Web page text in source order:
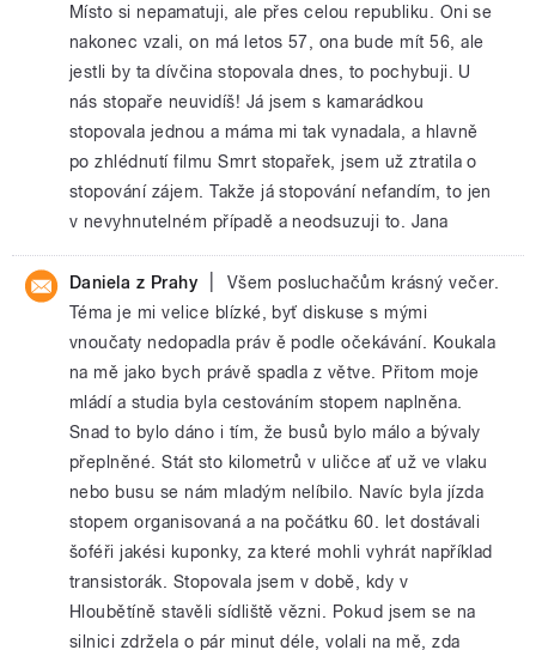
Místo si nepamatuji, ale přes celou republiku. Oni se
nakonec vzali, on má letos 57, ona bude mít 56, ale
jestli by ta dívčina stopovala dnes, to pochybuji. U
nás stopaře neuvidíš! Já jsem s kamarádkou
stopovala jednou a máma mi tak vynadala, a hlavně
po zhlédnutí filmu Smrt stopařek, jsem už ztratila o
stopování zájem. Takže já stopování nefandím, to jen
v nevyhnutelném případě a neodsuzuji to. Jana
Daniela z Prahy
Všem posluchačům krásný večer.
Téma je mi velice blízké, byť diskuse s mými
vnoučaty nedopadla práv ě podle očekávání. Koukala
na mě jako bych právě spadla z větve. Přitom moje
mládí a studia byla cestováním stopem naplněna.
Snad to bylo dáno i tím, že busů bylo málo a bývaly
přeplněné. Stát sto kilometrů v uličce ať už ve vlaku
nebo busu se nám mladým nelíbilo. Navíc byla jízda
stopem organisovaná a na počátku 60. let dostávali
šoféři jakési kuponky, za které mohli vyhrát například
transistorák. Stopovala jsem v době, kdy v
Hloubětíně stavěli sídliště vězni. Pokud jsem se na
silnici zdržela o pár minut déle, volali na mě, zda